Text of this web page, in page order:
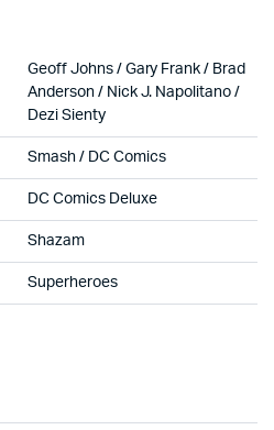
Geoff Johns / Gary Frank / Brad
Anderson / Nick J. Napolitano /
Dezi Sienty
Smash / DC Comics
DC Comics Deluxe
Shazam
Superheroes